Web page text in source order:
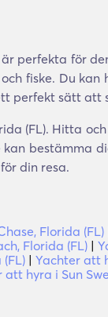
perfekta för
fiske. Du kan
perfekt sätt att
(FL). Hitta
bestämma
din resa.
Florida (FL)
Florida (FL) |
| Yachter att
att hyra i Sun